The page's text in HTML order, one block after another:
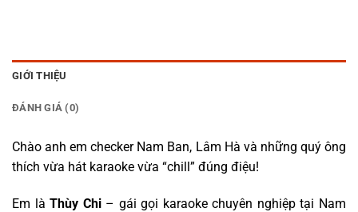
GIỚI THIỆU
ĐÁNH GIÁ (0)
Chào anh em checker Nam Ban, Lâm Hà và những quý ông
thích vừa hát karaoke vừa “chill” đúng điệu!
Em làThùy Chi– gái gọi karaoke chuyên nghiệp tại Nam